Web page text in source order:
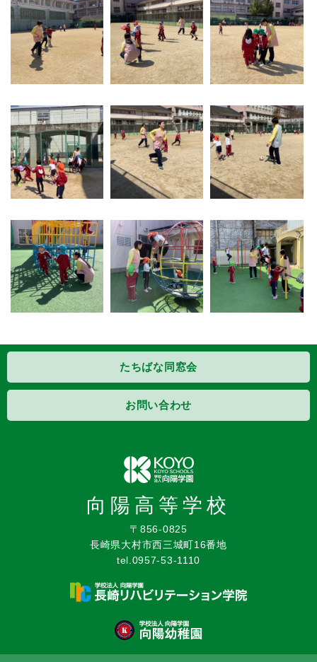
たちばな同窓会
お問い合わせ
向陽高等学校
〒856-0825
長崎県大村市西三城町16番地
tel.0957-53-1110